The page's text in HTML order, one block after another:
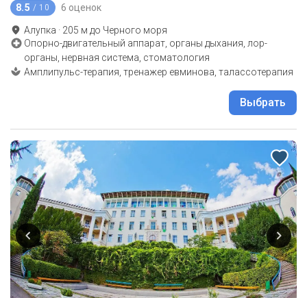
8.5 / 10 6 оценок
Алупка · 205 м до Черного моря
Опорно-двигательный аппарат, органы дыхания, лор-
органы, нервная система, стоматология
Амплипульс-терапия, тренажер евминова, талассотерапия
Выбрать